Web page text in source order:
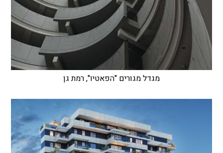
מגדל מגורים "הפאטיו", רמת גן